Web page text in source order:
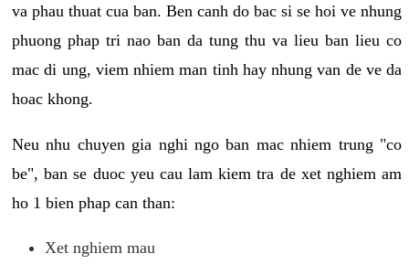
va phau thuat cua ban. Ben canh do bac si se hoi ve nhung
phuong phap tri nao ban da tung thu va lieu ban lieu co
mac di ung, viem nhiem man tinh hay nhung van de ve da
hoac khong.
Neu nhu chuyen gia nghi ngo ban mac nhiem trung "co
be", ban se duoc yeu cau lam kiem tra de xet nghiem am
ho 1 bien phap can than:
Xet nghiem mau